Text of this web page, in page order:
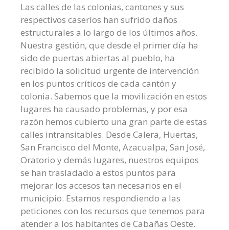
Las calles de las colonias, cantones y sus
respectivos caseríos han sufrido daños
estructurales a lo largo de los últimos años.
Nuestra gestión, que desde el primer día ha
sido de puertas abiertas al pueblo, ha
recibido la solicitud urgente de intervención
en los puntos críticos de cada cantón y
colonia. Sabemos que la movilización en estos
lugares ha causado problemas, y por esa
razón hemos cubierto una gran parte de estas
calles intransitables. Desde Calera, Huertas,
San Francisco del Monte, Azacualpa, San José,
Oratorio y demás lugares, nuestros equipos
se han trasladado a estos puntos para
mejorar los accesos tan necesarios en el
municipio. Estamos respondiendo a las
peticiones con los recursos que tenemos para
atender a los habitantes de Cabañas Oeste.